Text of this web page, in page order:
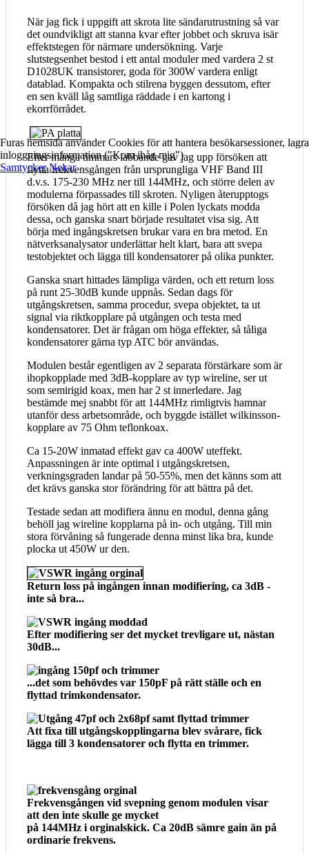
När jag fick i uppgift att skrota lite sändarutrustning så var
det oundvikligt att stanna kvar efter jobbet och skruva isär
effektstegen för närmare undersökning. Varje
slutstegsenhet bestod i ett antal moduler med vardera 2 st
D1028UK transistorer, goda för 300W vardera enligt
datablad. Kompakta och stilrena byggen dessutom, efter
en sen kväll låg samtliga räddade i en kartong i
ekorrförrådet.
Efter många timmars labbande gav jag upp försöken att
flytta frekvensgången från ursprungliga VHF Band III
d.v.s. 175-230 MHz ner till 144MHz, och större delen av
modulerna förpassades till skroten. Nyligen återupptogs
försöken då jag hört att en kille i Polen lyckats modda
dessa, och ganska snart började resultatet visa sig. Att
börja med ingångskretsen brukar vara en bra metod. En
nätverksanalysator underlättar helt klart, bara att svepa
testobjektet och lägga till kondensatorer på olika punkter.
Ganska snart hittades lämpliga värden, och ett return loss
på runt 25-30dB kunde uppnås. Sedan dags för
utgångskretsen, samma procedur, svepa objektet, ta ut
signal via riktkopplare på utgången och testa med
kondensatorer. Det är frågan om höga effekter, så tåliga
kondensatorer gärna typ ATC bör användas.
Modulen består egentligen av 2 separata förstärkare som är
ihopkopplade med 3dB-kopplare av typ wireline, ser ut
som semirigid koax, men har 2 st innerledare. Jag
bestämde mej snabbt för att 144MHz rimligtvis hamnar
utanför dess arbetsområde, och byggde istället wilkinsson-
kopplare av 75 Ohm teflonkoax.
Ca 15-20W inmatad effekt gav ca 400W uteffekt.
Anpassningen är inte optimal i utgångskretsen,
verkningsgraden landar på 50-55%, men det känns som att
det krävs ganska stor förändring för att bättra på det.
Testade sedan att modifiera ännu en modul, denna gång
behöll jag wireline kopplarna på in- och utgång. Till min
stora förvåning så fungerade denna minst lika bra, kunde
plocka ut 450W ur den.
Return loss på ingången innan modifiering, ca 3dB -
inte så bra...
Efter modifiering ser det mycket trevligare ut, nästan
30dB...
...det som behövdes var 150pF på rätt ställe och en
flyttad trimkondensator.
Att fixa till utgångskopplingarna blev svårare, fick
lägga till 3 kondensatorer och flytta en trimmer.
Frekvensgången vid svepning genom modulen visar
att den inte skulle ge mycket
på 144MHz i orginalskick. Ca 20dB sämre gain än på
ordinarie frekvens.
Furas hemsida använder Cookies för att hantera besökarsessioner, lagra
inloggningsinformation ("Kom ihåg mig")
Samtycker Nekar